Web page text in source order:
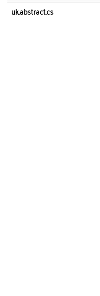
uk.abstract.cs